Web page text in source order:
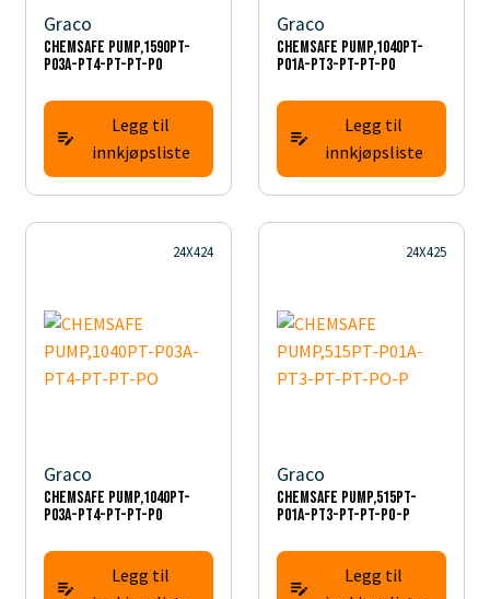
Graco
CHEMSAFE PUMP,1590PT-
P03A-PT4-PT-PT-PO
Legg til
innkjøpsliste
Graco
CHEMSAFE PUMP,1040PT-
P01A-PT3-PT-PT-PO
Legg til
innkjøpsliste
24X424
Graco
CHEMSAFE PUMP,1040PT-
P03A-PT4-PT-PT-PO
Legg til
24X425
Graco
CHEMSAFE PUMP,515PT-
P01A-PT3-PT-PT-PO-P
Legg til